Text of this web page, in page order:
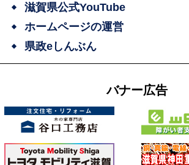
滋賀県公式YouTube
ホームページの運営
県政eしんぶん
バナー広告